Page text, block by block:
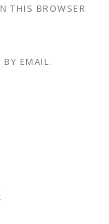
THIS BROWSER
EMAIL.